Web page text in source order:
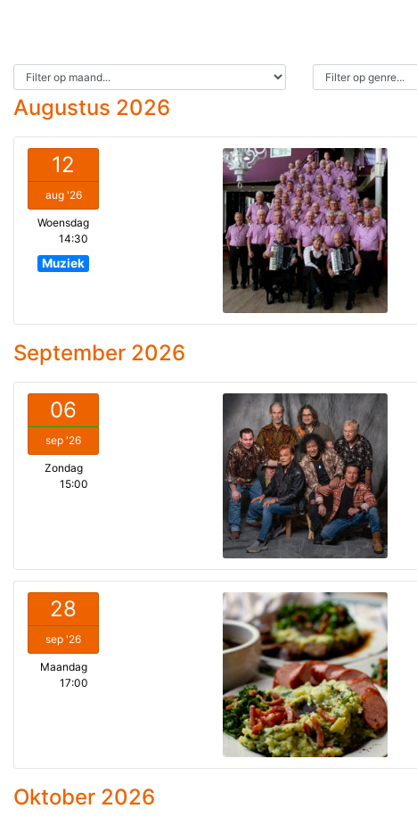
Augustus 2026
12
aug '26
Woensdag
14:30
Muziek
September 2026
06
sep '26
Zondag
15:00
28
sep '26
Maandag
17:00
Oktober 2026